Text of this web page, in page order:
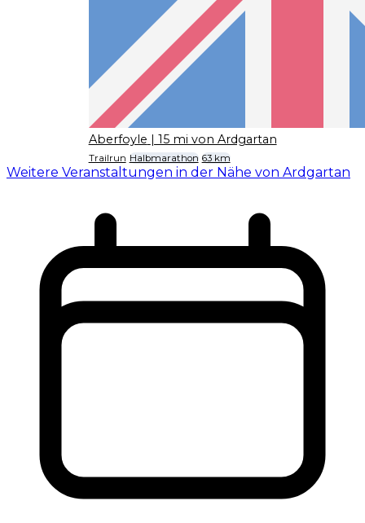
Aberfoyle | 15 mi von Ardgartan
Trailrun Halbmarathon 63 km
Weitere Veranstaltungen in der Nähe von Ardgartan